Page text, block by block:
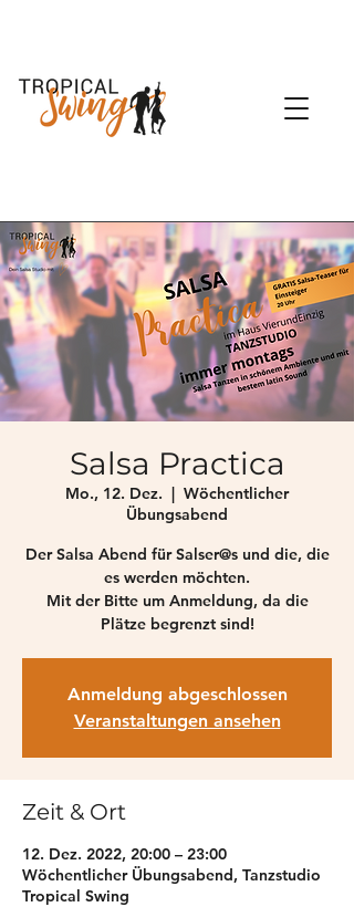
Salsa Practica
Mo., 12. Dez.
  |
Wöchentlicher
Übungsabend
Der Salsa Abend für Salser@s und die, die
es werden möchten.
Mit der Bitte um Anmeldung, da die
Plätze begrenzt sind!
Anmeldung abgeschlossen
Veranstaltungen ansehen
Zeit & Ort
12. Dez. 2022, 20:00 – 23:00
Wöchentlicher Übungsabend, Tanzstudio
Tropical Swing